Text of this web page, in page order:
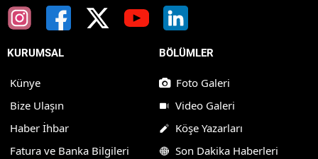
KURUMSAL
Künye
Bize Ulaşın
Haber İhbar
Fatura ve Banka Bilgileri
BÖLÜMLER
Foto Galeri
Video Galeri
Köşe Yazarları
Son Dakika Haberleri